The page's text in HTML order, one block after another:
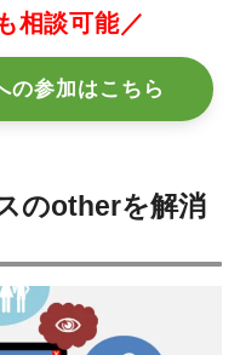
相談可能／
の参加はこちら
のotherを解消